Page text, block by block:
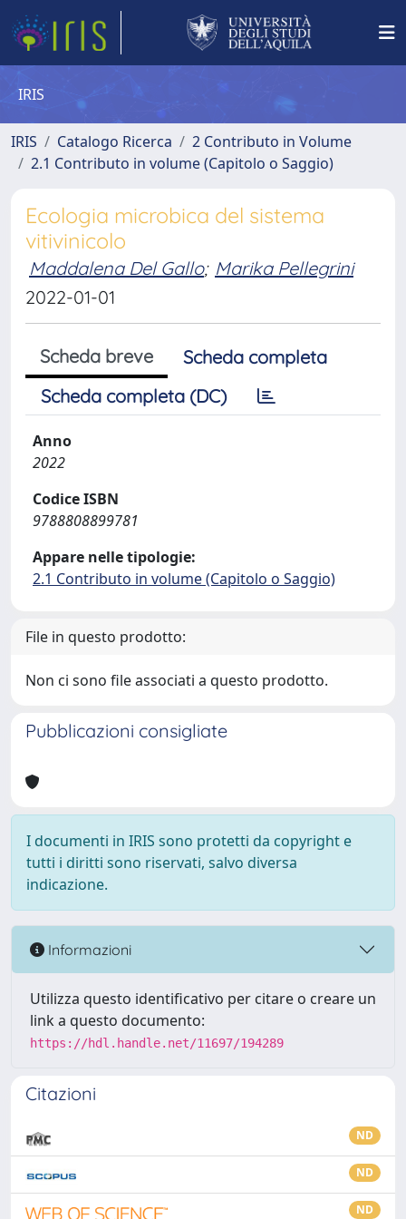
IRIS
IRIS Catalogo Ricerca
2 Contributo in Volume
2.1 Contributo in volume (Capitolo o Saggio)
Ecologia microbica del sistema
vitivinicolo
Maddalena Del Gallo; Marika Pellegrini
2022-01-01
Scheda breve
Scheda completa
Scheda completa (DC)
Anno
2022
Codice ISBN
9788808899781
Appare nelle tipologie:
2.1 Contributo in volume (Capitolo o Saggio)
File in questo prodotto:
Non ci sono file associati a questo prodotto.
Pubblicazioni consigliate
I documenti in IRIS sono protetti da copyright e
tutti i diritti sono riservati, salvo diversa
indicazione.
Informazioni
Utilizza questo identificativo per citare o creare un
link a questo documento:
https://hdl.handle.net/11697/194289
Citazioni
ND
ND
ND